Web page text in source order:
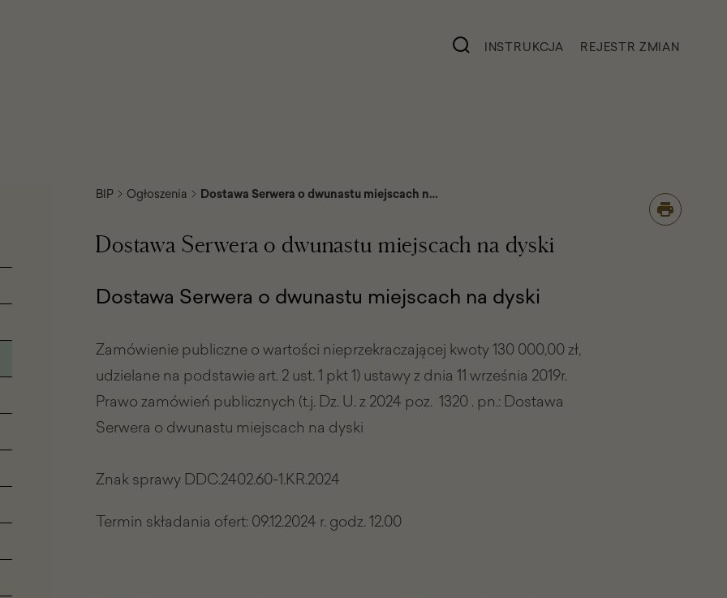
INSTRUKCJA REJESTR ZMIAN
BIP Ogłoszenia
Dostawa Serwera o dwunastu miejscach na
Dostawa Serwera o dwunastu miejscach na dyski
Dostawa Serwera o dwunastu miejscach na dyski
Zamówienie publiczne o wartości nieprzekraczającej kwoty 130 000,00 zł,
udzielane na podstawie art. 2 ust. 1 pkt 1) ustawy z dnia 11 września 2019r.
Prawo zamówień publicznych (t.j. Dz. U. z 2024 poz. 1320 . pn.: Dostawa
Serwera o dwunastu miejscach na dyski
Znak sprawy DDC.2402.60-1.KR.2024
Termin składania ofert: 09.12.2024 r. godz. 12.00